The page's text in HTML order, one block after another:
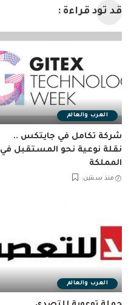
قد تود قراءة :
العرب والعالم
شركة تكامل في جايتكس ..
نقلة نوعية نحو المستقبل في
المملكة
منذ سنتين
العرب والعالم